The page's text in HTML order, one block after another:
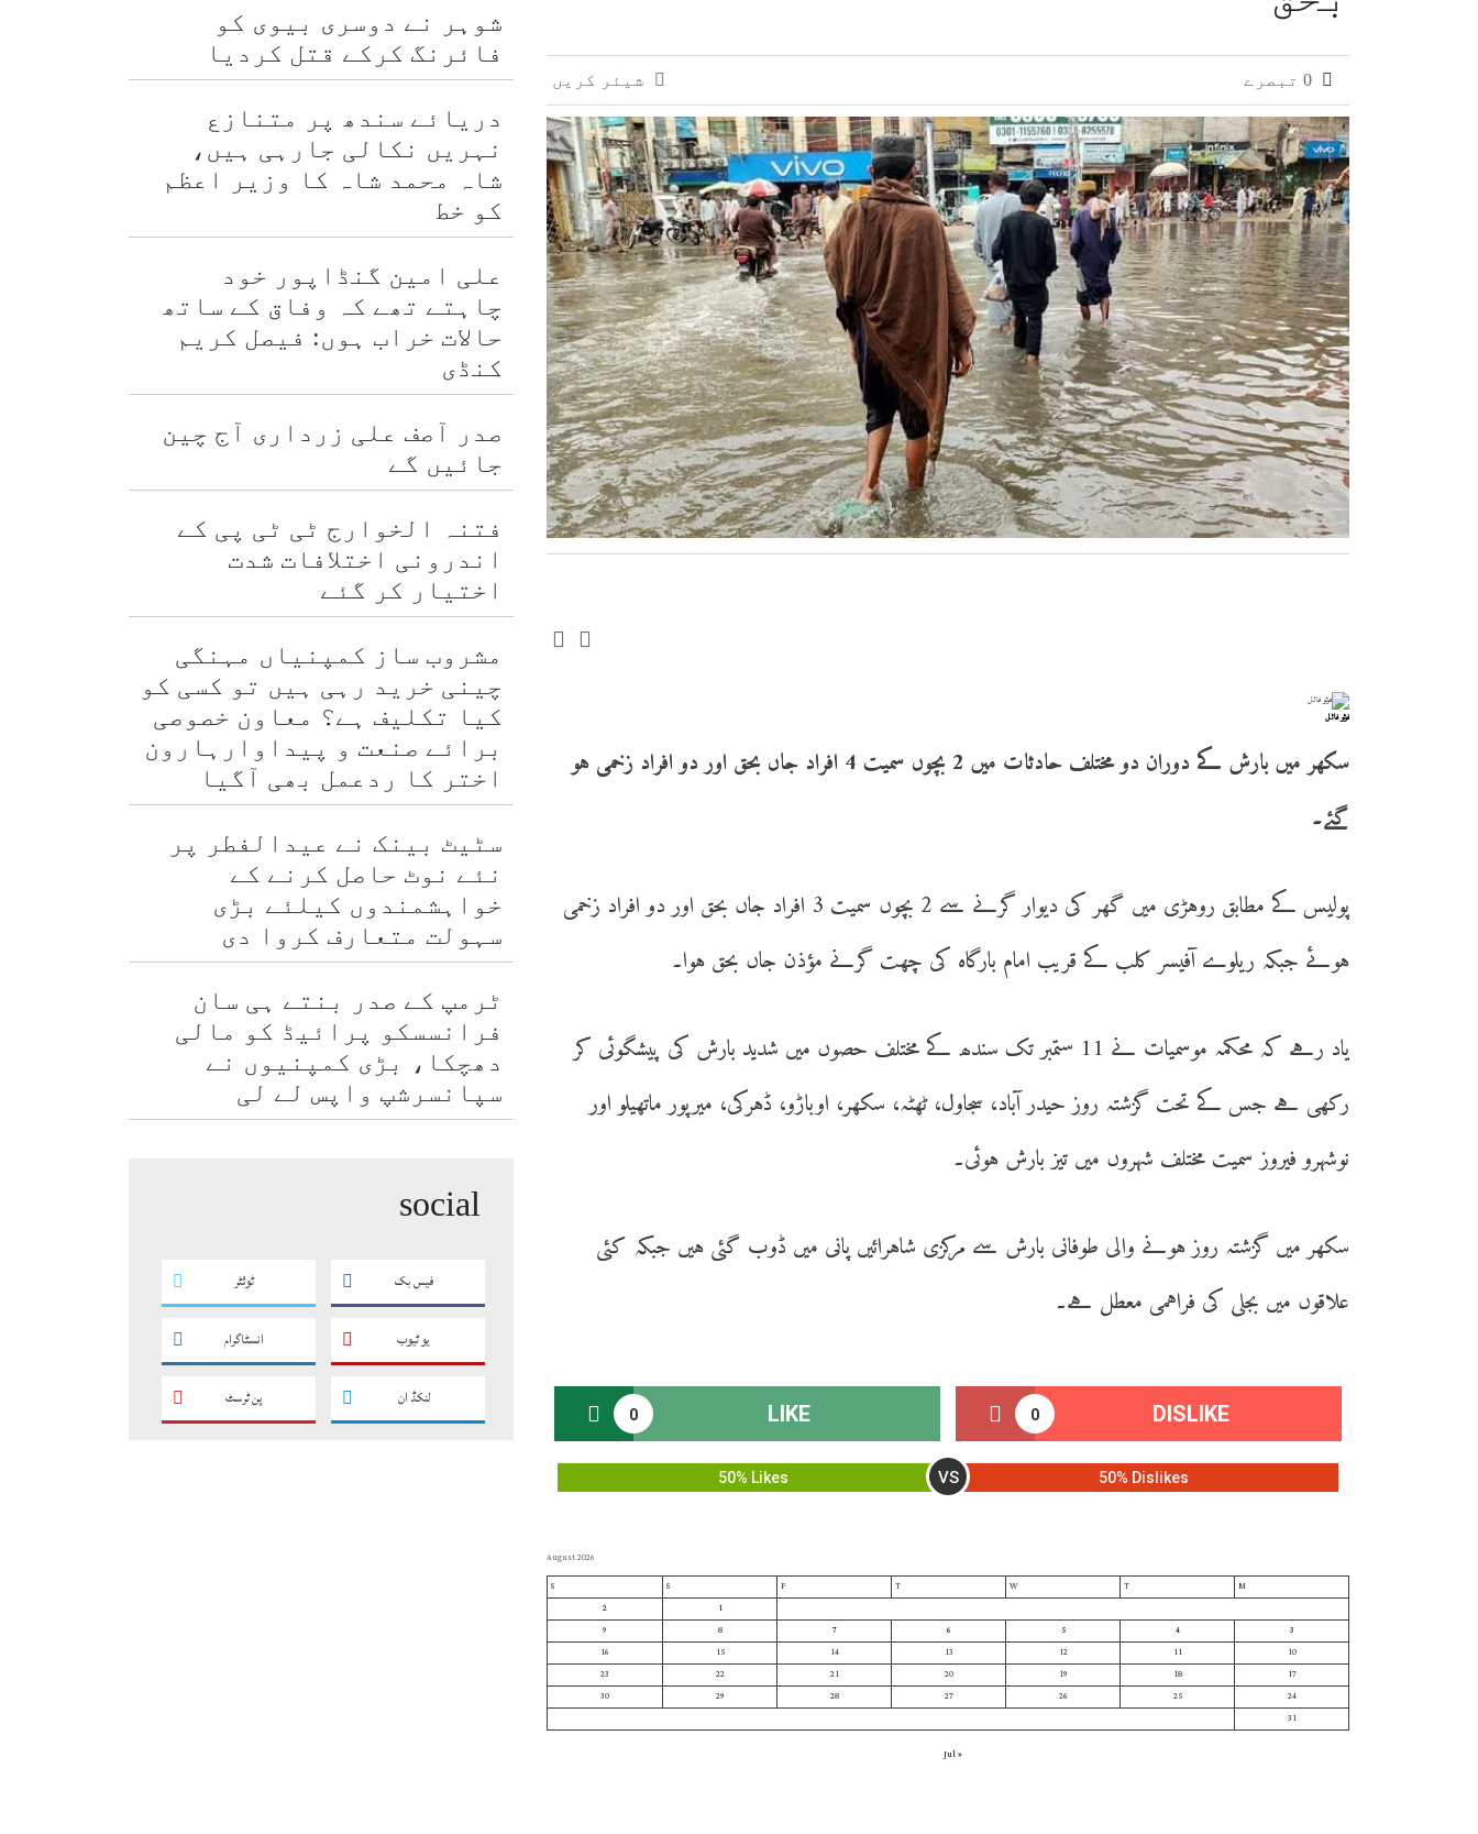
پروفیسر خانجی ہریجن مہران یونیورسٹی خیرپور کیمپس کے پرو وائس چانسلر مقرر
شوہر نے دوسری بیوی کو
فائرنگ کرکے قتل کردیا
دریائے سندھ پر متنازع
نہریں نکالی جارہی ہیں،
شاہ محمد شاہ کا وزیر اعظم
کو خط
علی امین گنڈاپور خود
چاہتے تھے کہ وفاق کے ساتھ
حالات خراب ہوں: فیصل کریم
کنڈی
صدر آصف علی زرداری آج چین
جائیں گے
فتنہ الخوارج ٹی ٹی پی کے
اندرونی اختلافات شدت
اختیار کر گئے
مشروب ساز کمپنیاں مہنگی
چینی خرید رہی ہیں تو کسی کو
کیا تکلیف ہے؟ معاون خصوصی
برائے صنعت و پیداوارہارون
اختر کا ردعمل بھی آگیا
سٹیٹ بینک نے عیدالفطر پر
نئے نوٹ حاصل کرنے کے
خواہشمندوں کیلئے بڑی
سہولت متعارف کروا دی
ٹرمپ کے صدر بنتے ہی سان
فرانسسکو پرائیڈ کو مالی
دھچکا، بڑی کمپنیوں نے
سپانسرشپ واپس لے لی
social
فیس بک ٹوئٹر
یو ٹیوب انسٹاگرام
لنکڈ ان پن ٹرسٹ
شیئر کریں
فوٹو فائل
سکھر میں بارش کے دوران دو مختلف حادثات میں 2 بچوں سمیت 4 افراد جاں بحق اور دو افراد زخمی ہو
گئے۔
پولیس کے مطابق روہڑی میں گھر کی دیوار گرنے سے 2 بچوں سمیت 3 افراد جاں بحق اور دو افراد زخمی
ہوئے جبکہ ریلوے آفیسر کلب کے قریب امام بارگاہ کی چھت گرنے مؤذن جاں بحق ہوا۔
یاد رہے کہ محکمہ موسمیات نے 11 ستمبر تک سندھ کے مختلف حصوں میں شدید بارش کی پیشگوئی کر
رکھی ہے جس کے تحت گزشتہ روز حیدر آباد، سجاول، ٹھٹہ، سکھر، اوباڑو، ڈہرکی، میرپور ماتھیلو اور
نوشہرو فیروز سمیت مختلف شہروں میں تیز بارش ہوئی۔
سکھر میں گزشتہ روز ہونے والی طوفانی بارش سے مرکزی شاہرائیں پانی میں ڈوب گئی ہیں جبکہ کئی
علاقوں میں بجلی کی فراہمی معطل ہے۔
0 LIKE 0 DISLIKE
50% Likes VS 50% Dislikes
August 2026
M
T
W
T
F
S
S
1
2
3
4
5
6
7
8
9
10
11
12
13
14
15
16
17
18
19
20
21
22
23
24
25
26
27
28
29
30
31
« Jul